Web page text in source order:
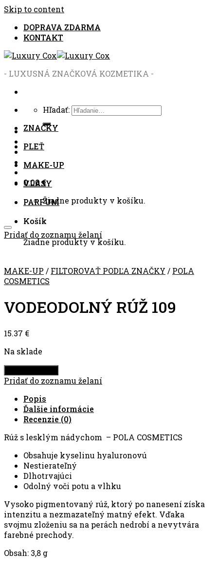
Skip to content
DOPRAVA ZDARMA
KONTAKT
- LUXUSNÁ ZNAČKOVÁ KOZMETIKA -
Hľadať:
0.00€
Žiadne produkty v košíku.
Košík
Žiadne produkty v košíku.
ZNAČKY
PLEŤ
MAKE-UP
VLASY
PARFUM
Pridať do zoznamu želaní
MAKE-UP / FILTOROVAŤ PODĽA ZNAČKY / POLA
COSMETICS
VODEODOLNÝ RÚŽ 109
15.37 €
Na sklade
Pridať do zoznamu želaní
Popis
Ďalšie informácie
Recenzie (0)
Rúž s lesklým nádychom – POLA COSMETICS
Obsahuje kyselinu hyaluronovú
Nestierateľný
Dlhotrvajúci
Odolný voči potu a vlhku
Vysoko pigmentovaný rúž, ktorý po nanesení získa
intenzitu a nezmazateľný matný efekt. Vďaka
svojmu zloženiu sa na perách nedrobí a nevytvára
farebné prechody.
Obsah: 3,8 g